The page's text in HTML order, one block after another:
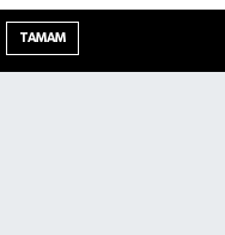
TAMAM